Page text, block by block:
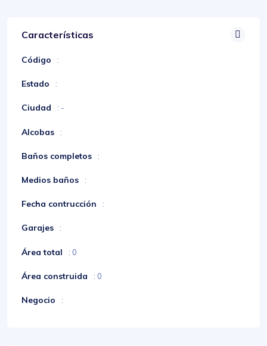
Características
Código :
Estado :
Ciudad : -
Alcobas :
Baños completos :
Medios baños :
Fecha contrucción :
Garajes :
Área total : 0
Área construida : 0
Negocio :